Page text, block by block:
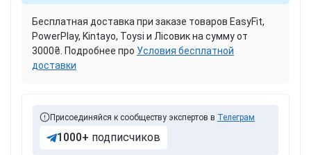
Бесплатная доставка при заказе товаров EasyFit,
PowerPlay, Kintayo, Toysi и Лісовик на сумму от
3000₴. Подробнее про Условия бесплатной
доставки
Присоединяйся к сообществу экспертов в Телеграм
1000+ подписчиков